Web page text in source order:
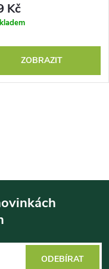
Kč
ZOBRAZIT
ODEBÍRAT